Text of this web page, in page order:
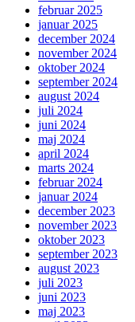
februar 2025
januar 2025
december 2024
november 2024
oktober 2024
september 2024
august 2024
juli 2024
juni 2024
maj 2024
april 2024
marts 2024
februar 2024
januar 2024
december 2023
november 2023
oktober 2023
september 2023
august 2023
juli 2023
juni 2023
maj 2023